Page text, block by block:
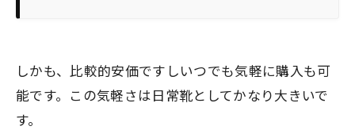
しかも、比較的安価ですしいつでも気軽に購入も可
能です。この気軽さは日常靴としてかなり大きいで
す。